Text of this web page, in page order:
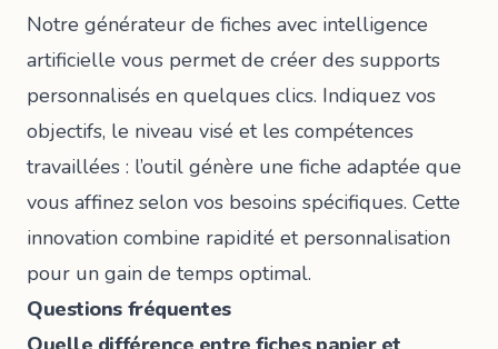
Notre générateur de fiches avec intelligence
artificielle vous permet de créer des supports
personnalisés en quelques clics. Indiquez vos
objectifs, le niveau visé et les compétences
travaillées : l’outil génère une fiche adaptée que
vous affinez selon vos besoins spécifiques. Cette
innovation combine rapidité et personnalisation
pour un gain de temps optimal.
Questions fréquentes